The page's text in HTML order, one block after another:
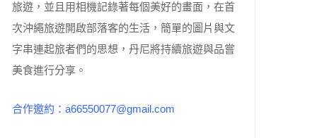
旅遊，並且用相機記錄著每個美好的畫面，在首
次沖繩旅遊開啟部落客的生活，簡單的圖片與文
字串連起旅者們的思想，丹尼將持續旅遊與品嘗
美食進行分享。
合作邀約：a66550077@gmail.com